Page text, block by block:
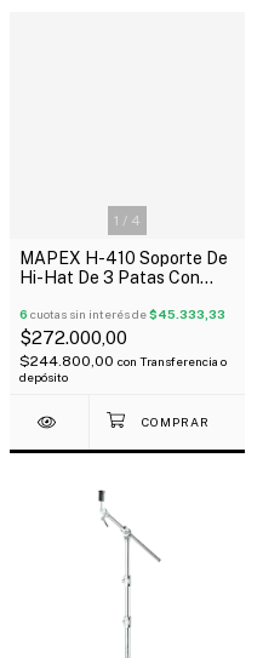
1 / 4
MAPEX H-410 Soporte De
Hi-Hat De 3 Patas Con
6 cuotas sin interés de$45.333,33
$272.000,00
$244.800,00 con Transferencia o
depósito